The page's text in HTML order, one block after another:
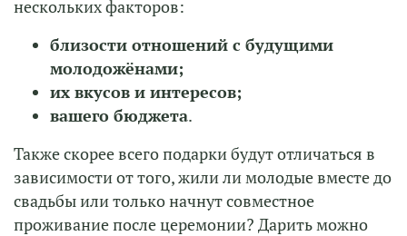
нескольких факторов:
близости отношений с будущими
молодожёнами;
их вкусов и интересов;
вашего бюджета.
Также скорее всего подарки будут отличаться в
зависимости от того, жили ли молодые вместе до
свадьбы или только начнут совместное
проживание после церемонии? Дарить можно